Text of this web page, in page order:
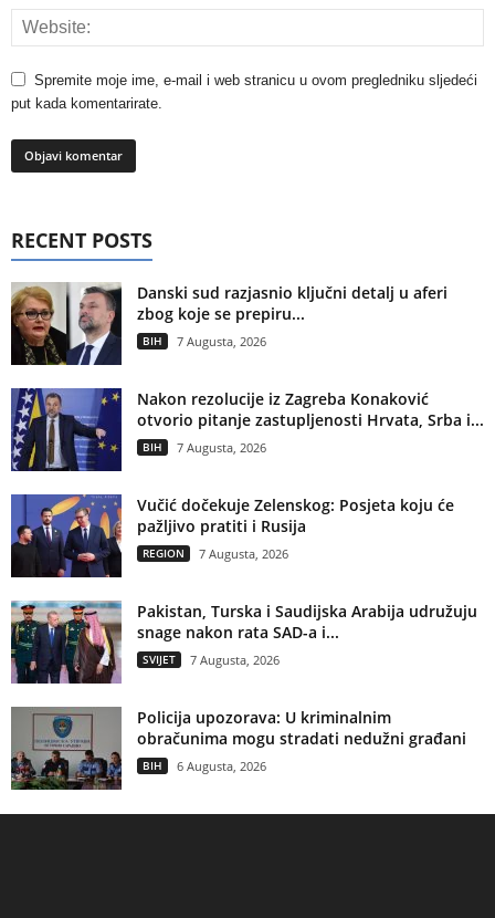
Spremite moje ime, e-mail i web stranicu u ovom pregledniku sljedeći
put kada komentarirate.
RECENT POSTS
Danski sud razjasnio ključni detalj u aferi
zbog koje se prepiru...
BIH 7 Augusta, 2026
Nakon rezolucije iz Zagreba Konaković
otvorio pitanje zastupljenosti Hrvata, Srba i...
BIH 7 Augusta, 2026
Vučić dočekuje Zelenskog: Posjeta koju će
pažljivo pratiti i Rusija
REGION 7 Augusta, 2026
Pakistan, Turska i Saudijska Arabija udružuju
snage nakon rata SAD-a i...
SVIJET 7 Augusta, 2026
Policija upozorava: U kriminalnim
obračunima mogu stradati nedužni građani
BIH 6 Augusta, 2026